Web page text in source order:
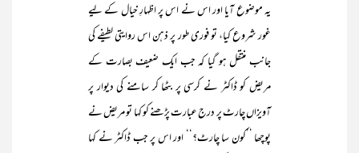
یہ موضوع آیا اور اس نے اس پر اظہارِ خیال کے لیے
غور شروع کیا، تو فوری طور پر ذہن اس روایتی لطیفے کی
جانب منتقل ہو گیا کہ جب ایک ضعیف بصارت کے
مریض کو ڈاکٹر نے کرسی پر بٹھا کر سامنے کی دیوار پر
آویزاں چارٹ پر درج عبارت پڑھنے کو کہا تو مریض نے
پوچھا ’’کون سا چارٹ؟‘‘ اور اس پر جب ڈاکٹر نے کہا